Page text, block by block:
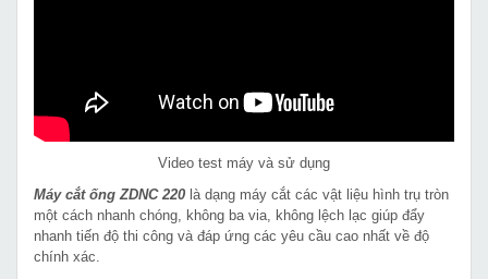
Video test máy và sử dụng
Máy cắt ống ZDNC 220 là dạng máy cắt các vật liệu hình trụ tròn
một cách nhanh chóng, không ba via, không lệch lạc giúp đẩy
nhanh tiến độ thi công và đáp ứng các yêu cầu cao nhất về độ
chính xác.